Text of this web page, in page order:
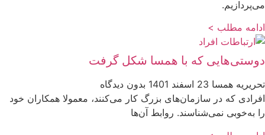
می‌پردازیم.
ادامه مطلب >
دوستی‌هایی که با همسا شکل گرفت
تحریریه همسا 23 اسفند 1401
بدون دیدگاه
افرادی که در سازمان‌های بزرگ کار می‌کنند، معمولا همکاران خود
را به‌خوبی نمی‌شناسند. روابط آن‌ها